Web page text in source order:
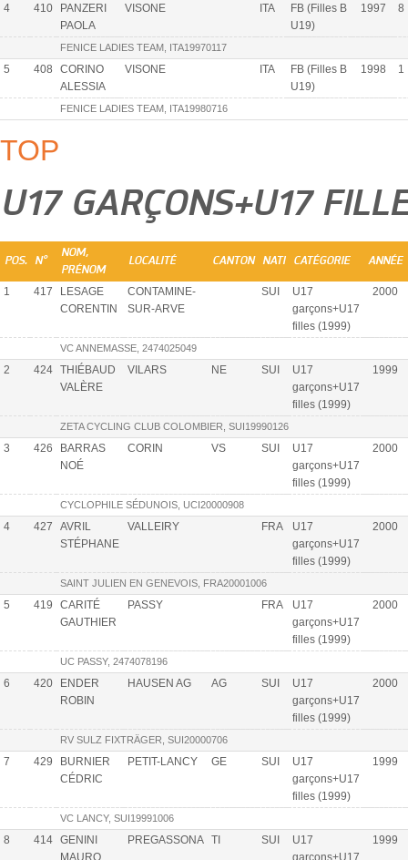
4 410
PANZERI
PAOLA
VISONE ITA
FB (Filles B
U19)
1997 8
FENICE LADIES TEAM, ITA19970117
5 408
CORINO
ALESSIA
VISONE ITA
FB (Filles B
U19)
1998 1
FENICE LADIES TEAM, ITA19980716
TOP
U17 GARÇONS+U17
POS. N°
NOM,
PRÉNOM
LOCALITÉ CANTON NATI CATÉGORIE ANNÉE
1 417
LESAGE
CORENTIN
CONTAMINE-
SUR-ARVE
SUI
U17
garçons+U17
filles (1999)
2000
VC ANNEMASSE, 2474025049
2 424 THIÉBAUD
VALÈRE
VILARS NE SUI
U17
garçons+U17
filles (1999)
1999
ZETA CYCLING CLUB COLOMBIER, SUI19990126
3 426
BARRAS
NOÉ
CORIN VS SUI
U17
garçons+U17
filles (1999)
2000
CYCLOPHILE SÉDUNOIS, UCI20000908
4 427
AVRIL
STÉPHANE
VALLEIRY FRA
U17
garçons+U17
filles (1999)
2000
SAINT JULIEN EN GENEVOIS, FRA20001006
5 419
CARITÉ
GAUTHIER
PASSY FRA
U17
garçons+U17
filles (1999)
2000
UC PASSY, 2474078196
6 420
ENDER
ROBIN
HAUSEN AG AG SUI
U17
garçons+U17
filles (1999)
2000
RV SULZ FIXTRÄGER, SUI20000706
7 429
BURNIER
CÉDRIC
PETIT-LANCY GE SUI
U17
garçons+U17
filles (1999)
1999
VC LANCY, SUI19991006
8 414 GENINI
PREGASSONA TI SUI
U17
1999